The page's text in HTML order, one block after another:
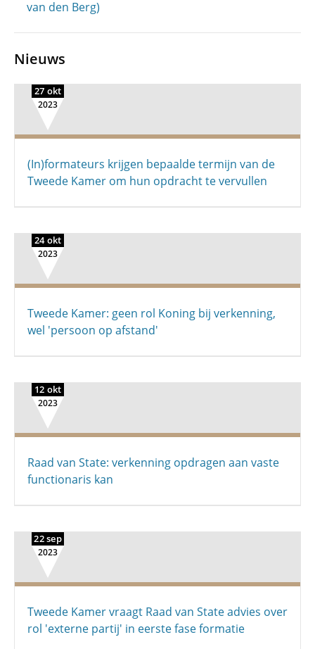
van den Berg)
Nieuws
27 okt
2023
(In)formateurs krijgen bepaalde termijn van de
Tweede Kamer om hun opdracht te vervullen
24 okt
2023
Tweede Kamer: geen rol Koning bij verkenning,
wel 'persoon op afstand'
12 okt
2023
Raad van State: verkenning opdragen aan vaste
functionaris kan
22 sep
2023
Tweede Kamer vraagt Raad van State advies over
rol 'externe partij' in eerste fase formatie